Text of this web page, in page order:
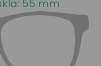
55 mm